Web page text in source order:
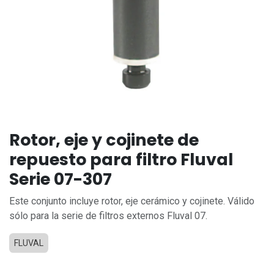
Rotor, eje y cojinete de
repuesto para filtro Fluval
Serie 07-307
Este conjunto incluye rotor, eje cerámico y cojinete. Válido
sólo para la serie de filtros externos Fluval 07.
FLUVAL